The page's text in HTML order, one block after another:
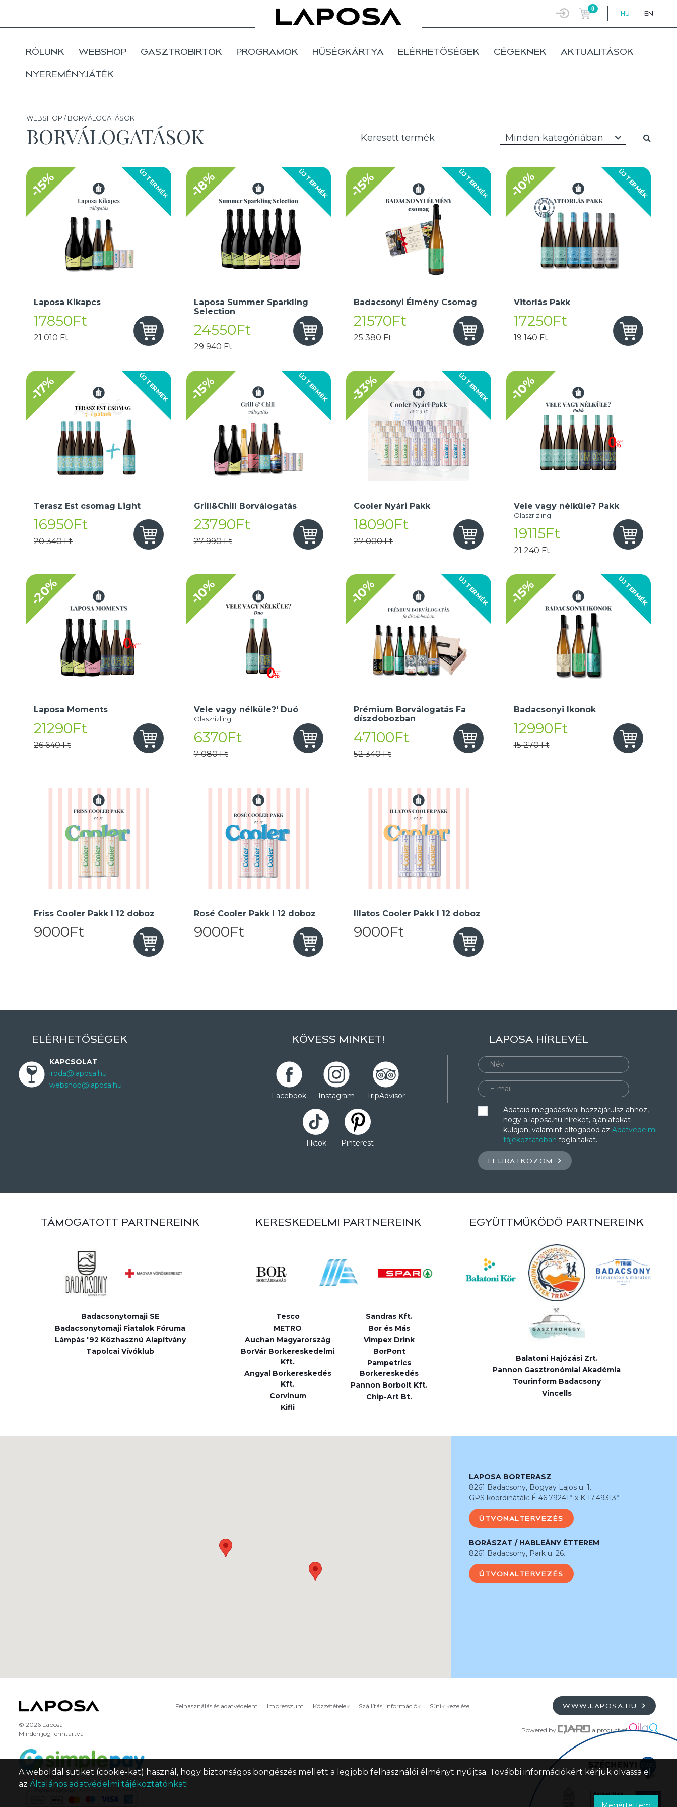
0
HU | EN
RÓLUNK WEBSHOP GASZTROBIRTOK PROGRAMOK HŰSÉGKÁRTYA ELÉRHETŐSÉGEK CÉGEKNEK AKTUALITÁSOK
NYEREMÉNYJÁTÉK
WEBSHOP / BORVÁLOGATÁSOK
BORVÁLOGATÁSOK Minden kategóriában
ÚJ TERMÉK
-15%
Laposa Kikapcs
17850Ft
21 010 Ft
ÚJ TERMÉK
-18%
Laposa Summer Sparkling
Selection
24550Ft
29 940 Ft
ÚJ TERMÉK
-15%
Badacsonyi Élmény Csomag
21570Ft
25 380 Ft
ÚJ TERMÉK
-10%
Vitorlás Pakk
17250Ft
19 140 Ft
ÚJ TERMÉK
-17%
Terasz Est csomag Light
16950Ft
20 340 Ft
ÚJ TERMÉK
-15%
Grill&Chill Borválogatás
23790Ft
27 990 Ft
ÚJ TERMÉK
-33%
Cooler Nyári Pakk
18090Ft
27 000 Ft
-10%
Vele vagy nélküle? Pakk
Olaszrizling
19115Ft
21 240 Ft
-20%
Laposa Moments
21290Ft
26 640 Ft
-10%
Vele vagy nélküle?' Duó
Olaszrizling
6370Ft
7 080 Ft
ÚJ TERMÉK
-10%
Prémium Borválogatás Fa
díszdobozban
47100Ft
52 340 Ft
ÚJ TERMÉK
-15%
Badacsonyi Ikonok
12990Ft
15 270 Ft
Friss Cooler Pakk I 12 doboz
9000Ft
Rosé Cooler Pakk I 12 doboz
9000Ft
Illatos Cooler Pakk I 12 doboz
9000Ft
ELÉRHETŐSÉGEK
KAPCSOLAT
iroda@laposa.hu
webshop@laposa.hu
KÖVESS MINKET!
Facebook Instagram TripAdvisor
Tiktok Pinterest
LAPOSA HÍRLEVÉL
Adataid megadásával hozzájárulsz ahhoz,
hogy a laposa.hu híreket, ajánlatokat
küldjön, valamint elfogadod az Adatvédelmi
tájékoztatóban foglaltakat.
FELIRATKOZOM
TÁMOGATOTT PARTNEREINK
Badacsonytomaji SE
Badacsonytomaji Fiatalok Fóruma
Lámpás '92 Közhasznú Alapítvány
Tapolcai Vívóklub
KERESKEDELMI PARTNEREINK
Tesco
METRO
Auchan Magyarország
BorVár Borkereskedelmi
Kft.
Angyal Borkereskedés
Kft.
Corvinum
Kifli
Sandras Kft.
Bor és Más
Vimpex Drink
BorPont
Pampetrics
Borkereskedés
Pannon Borbolt Kft.
Chip-Art Bt.
EGYÜTTMŰKÖDŐ PARTNEREINK
Balatoni Hajózási Zrt.
Pannon Gasztronómiai Akadémia
Tourinform Badacsony
Vincells
LAPOSA BORTERASZ
8261 Badacsony, Bogyay Lajos u. 1.
GPS koordináták: É 46.79241° x K 17.49313°
ÚTVONALTERVEZÉS
BORÁSZAT / HABLEÁNY ÉTTEREM
8261 Badacsony, Park u. 26.
ÚTVONALTERVEZÉS
Felhasználás és adatvédelem Impresszum Közzétételek Szállítási információk Sütik kezelése WWW.LAPOSA.HU
© 2026 Laposa
Minden jog fenntartva
Powered by a product of
A weboldal sütiket (cookie-kat) használ, hogy biztonságos böngészés mellett a legjobb felhasználói élményt nyújtsa. További információkért kérjük olvassa el
az Általános adatvédelmi tájékoztatónkat!